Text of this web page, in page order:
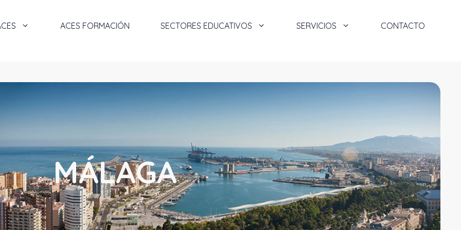
ACES FORMACIÓN SECTORES EDUCATIVOS SERVICIOS CONTACTO
MÁLAGA